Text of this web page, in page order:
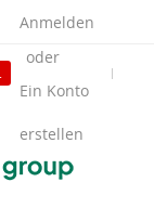
Anmelden
Ein Konto
erstellen